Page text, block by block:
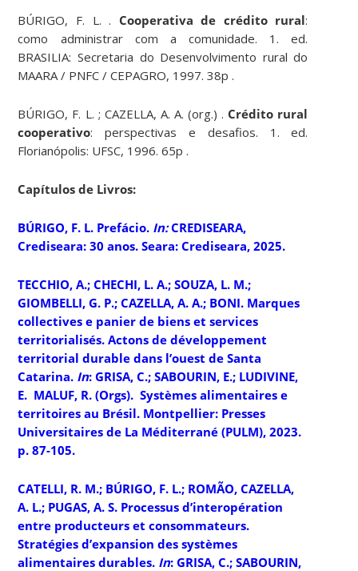
BÚRIGO, F. L. . Cooperativa de crédito rural:
como administrar com a comunidade. 1. ed.
BRASILIA: Secretaria do Desenvolvimento rural do
MAARA / PNFC / CEPAGRO, 1997. 38p .
BÚRIGO, F. L. ; CAZELLA, A. A. (org.) . Crédito rural
cooperativo: perspectivas e desafios. 1. ed.
Florianópolis: UFSC, 1996. 65p .
Capítulos de Livros:
BÚRIGO, F. L. Prefácio. In:CREDISEARA,
Crediseara: 30 anos. Seara: Crediseara, 2025.
TECCHIO, A.; CHECHI, L. A.; SOUZA, L. M.;
GIOMBELLI, G. P.; CAZELLA, A. A.; BONI. Marques
collectives e panier de biens et services
territorialisés. Actons de développement
territorial durable dans l’ouest de Santa
Catarina. In: GRISA, C.; SABOURIN, E.; LUDIVINE,
E. MALUF, R. (Orgs).Systèmes alimentaires e
territoires au Brésil. Montpellier: Presses
Universitaires de La Méditerrané (PULM), 2023.
p. 87-105.
CATELLI, R. M.; BÚRIGO, F. L.; ROMÃO, CAZELLA,
A. L.; PUGAS, A. S. Processus d’interopération
entre producteurs et consommateurs.
Stratégies d’expansion des systèmes
alimentaires durables. In: GRISA, C.; SABOURIN,